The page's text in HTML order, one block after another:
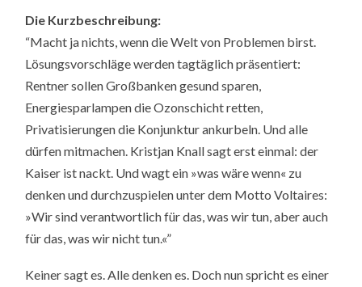
Die Kurzbeschreibung:
“Macht ja nichts, wenn die Welt von Problemen birst.
Lösungsvorschläge werden tagtäglich präsentiert:
Rentner sollen Großbanken gesund sparen,
Energiesparlampen die Ozonschicht retten,
Privatisierungen die Konjunktur ankurbeln. Und alle
dürfen mitmachen. Kristjan Knall sagt erst einmal: der
Kaiser ist nackt. Und wagt ein »was wäre wenn« zu
denken und durchzuspielen unter dem Motto Voltaires:
»Wir sind verantwortlich für das, was wir tun, aber auch
für das, was wir nicht tun.«”
Keiner sagt es. Alle denken es. Doch nun spricht es einer